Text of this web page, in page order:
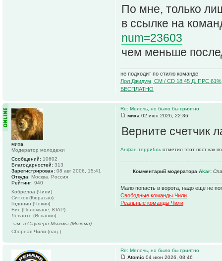
По мне, только
в ссылке на
num=23603
чем меньше
не подходит по стилю команде:
Лол Джидум, CM / CD 18 45 Д, ПРС
БЕСПЛАТНО
Re: Мелочь, но было бы приятно
миха 02 июн 2026, 22:36
Верните счетчик
Анфан террибль отметил этот пост как
Комментарий модератора Akar:
Мало попасть в ворота, надо еще не
Свободные команды Чили
Реальные команды Чили
миха
Модератор молодежи
Сообщений: 10602
Благодарностей: 313
Зарегистрирован: 08 авг 2006, 15:41
Откуда: Москва, Россия
Рейтинг: 940
Кобрелоа (Чили)
Ситхок (Кюрасао)
Годонин (Чехия)
Бис (Полокване, ЮАР)
Леванте (Испания)
зам. в Саутерн Мьянма (Мьянма)
Сборная Чили (нац.)
Re: Мелочь, но было бы приятно
Atomic 04 июн 2026, 08:46